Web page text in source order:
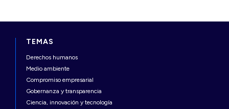
TEMAS
Derechos humanos
Medio ambiente
Compromiso empresarial
Gobernanza y transparencia
Ciencia, innovación y tecnología